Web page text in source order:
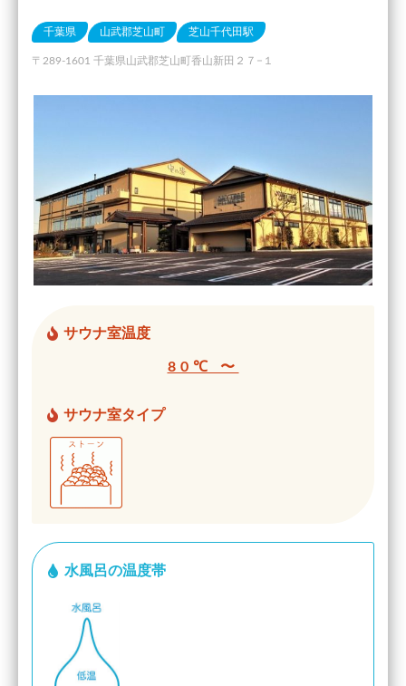
千葉県 山武郡芝山町 芝山千代田駅
〒289-1601 千葉県山武郡芝山町香山新田２７−１
サウナ室温度
80℃ 〜
サウナ室タイプ
水風呂の温度帯